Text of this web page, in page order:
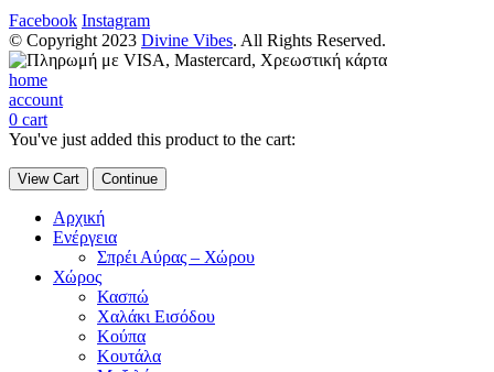
Facebook Instagram
© Copyright 2023 Divine Vibes. All Rights Reserved.
home
account
0 cart
You've just added this product to the cart:
View Cart Continue
Αρχική
Ενέργεια
Σπρέι Αύρας – Χώρου
Χώρος
Κασπώ
Χαλάκι Εισόδου
Κούπα
Κουτάλα